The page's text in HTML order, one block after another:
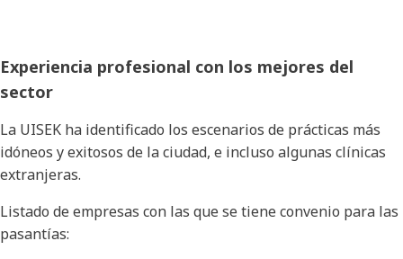
Experiencia profesional con los mejores del
sector
La UISEK ha identificado los escenarios de prácticas más
idóneos y exitosos de la ciudad, e incluso algunas clínicas
extranjeras.
Listado de empresas con las que se tiene convenio para las
pasantías: